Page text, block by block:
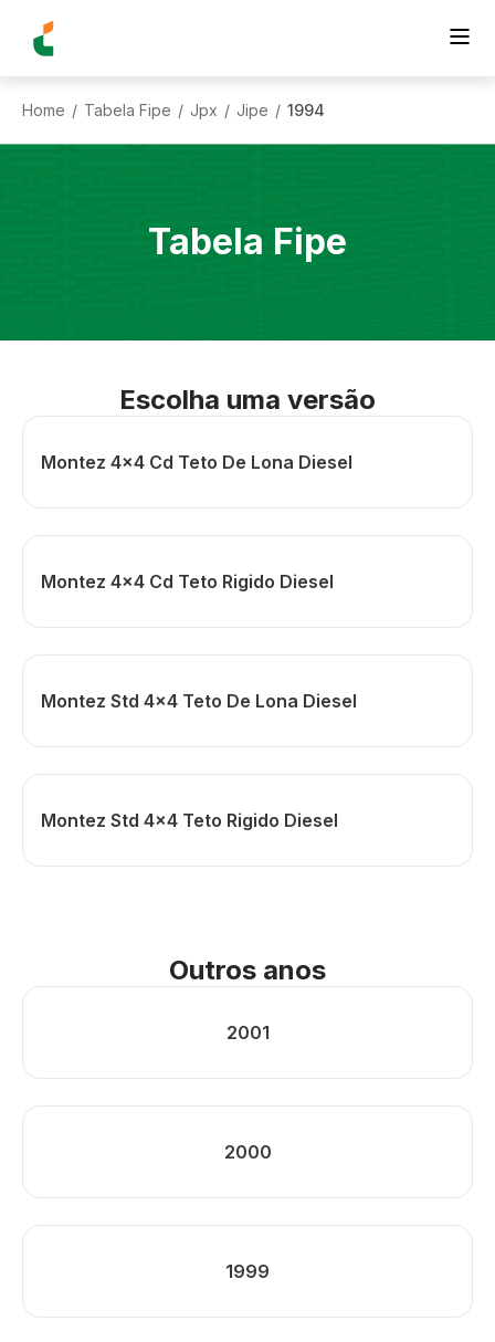
Home / Tabela Fipe / Jpx / Jipe / 1994
Tabela Fipe
Escolha uma versão
Montez 4x4 Cd Teto De Lona Diesel
Montez 4x4 Cd Teto Rigido Diesel
Montez Std 4x4 Teto De Lona Diesel
Montez Std 4x4 Teto Rigido Diesel
Outros anos
2001
2000
1999